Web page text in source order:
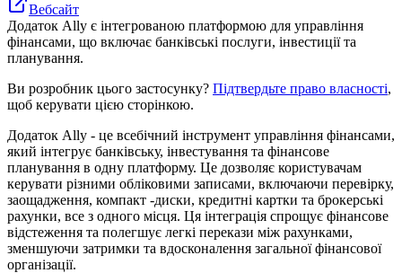
Вебсайт
Додаток Ally є інтегрованою платформою для управління
фінансами, що включає банківські послуги, інвестиції та
планування.
Ви розробник цього застосунку? Підтвердьте право власності,
щоб керувати цією сторінкою.
Додаток Ally - це всебічний інструмент управління фінансами,
який інтегрує банківську, інвестування та фінансове
планування в одну платформу. Це дозволяє користувачам
керувати різними обліковими записами, включаючи перевірку,
заощадження, компакт -диски, кредитні картки та брокерські
рахунки, все з одного місця. Ця інтеграція спрощує фінансове
відстеження та полегшує легкі перекази між рахунками,
зменшуючи затримки та вдосконалення загальної фінансової
організації.